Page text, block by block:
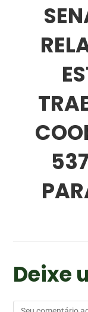
Deixe